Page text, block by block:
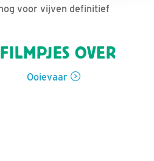
voor vijven definitief
OVER
Ooievaar